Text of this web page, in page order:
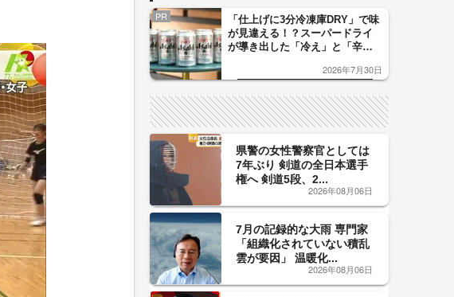
PR
「仕上げに3分冷凍庫DRY」で味
が見違える！？スーパードライ
が導き出した「冷え」と「辛
した「辛口カーブ」が飲み頃の
2026年7月30日
県警の女性警察官としては
7年ぶり 剣道の全日本選手
権へ 剣道5段、2...
2026年08月06日
7月の記録的な大雨 専門家
「組織化されていない積乱
雲が要因」 温暖化...
2026年08月06日